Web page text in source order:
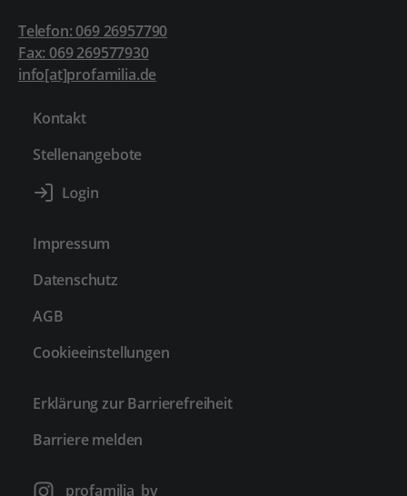
Telefon: 069 26957790
Fax: 069 269577930
info[at]profamilia.de
Kontakt
Stellenangebote
Impressum
Datenschutz
AGB
Cookieeinstellungen
Erklärung zur Barrierefreiheit
Barriere melden
profamilia_bv